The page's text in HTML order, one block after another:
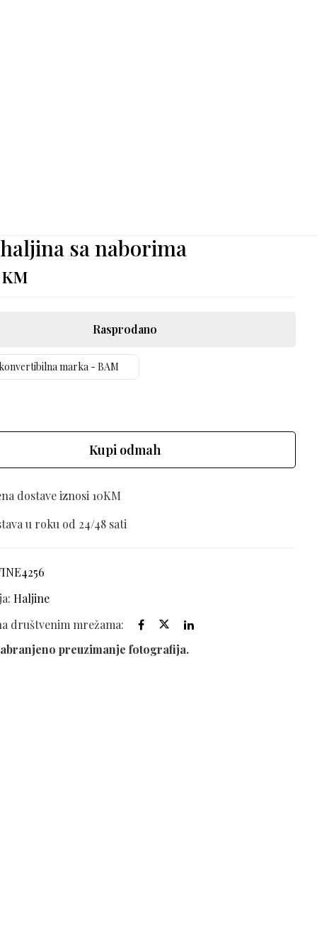
sa naborima
KM
Rasprodano
marka - BAM
Kupi odmah
dostave iznosi 10KM
u roku od 24/48 sati
Haljine
društvenim mrežama:
preuzimanje fotografija.